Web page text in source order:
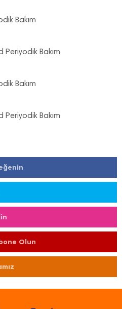
Bakım
Periyodik Bakım
Bakım
Periyodik Bakım
Olun